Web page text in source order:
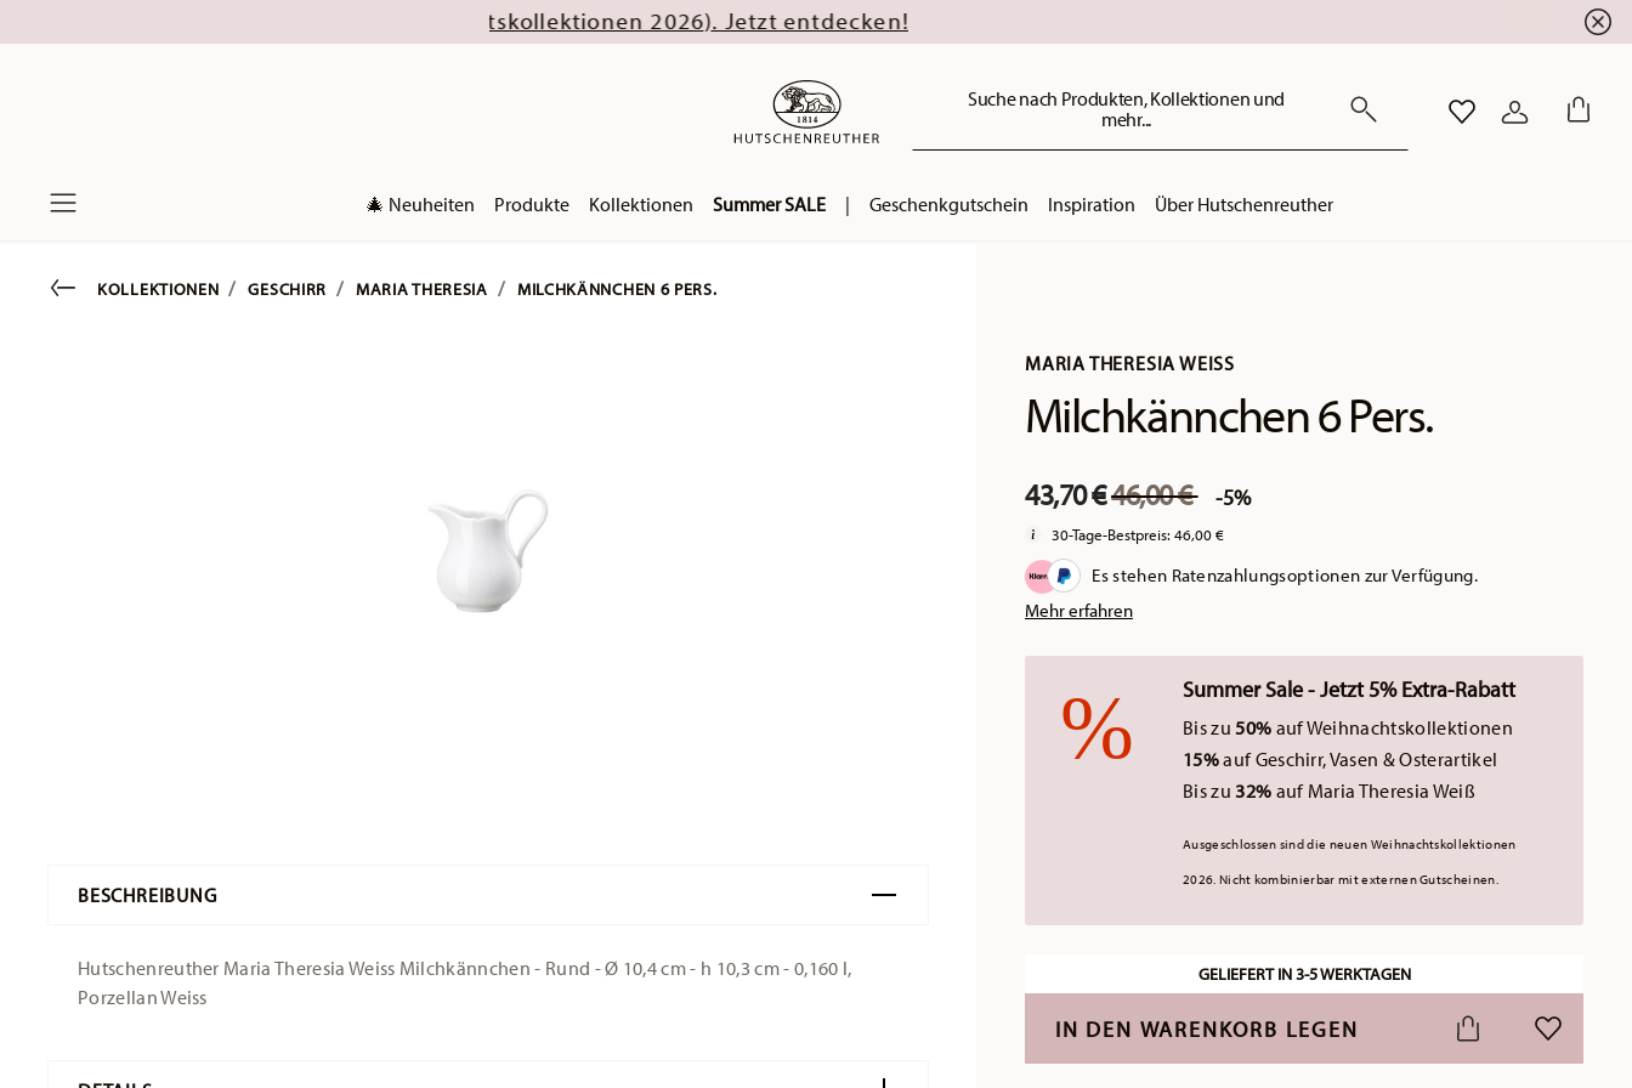
sind die Weihnachtskollektionen 2026). Jetzt entdecken!
Suche nach Produkten, Kollektionen und
mehr...
WISHLISTANMELDEN
🎄 Neuheiten Produkte Kollektionen Summer SALE | Geschenkgutschein Inspiration Über Hutschenreuther
MARIA THERESIA WEISS
Milchkännchen 6 Pers.
43,70 €Price reduced from
46,00 €to-5%
30-Tage-Bestpreis:46,00 €
Es stehen Ratenzahlungsoptionen zur Verfügung.
Mehr erfahren
Summer Sale - Jetzt 5% Extra-Rabatt
Bis zu 50% auf Weihnachtskollektionen
15%auf Geschirr, Vasen & Osterartikel
Bis zu32% auf Maria Theresia Weiß
Ausgeschlossen sind die neuen Weihnachtskollektionen
2026. Nicht kombinierbar mit externen Gutscheinen.
GELIEFERT IN 3-5 WERKTAGEN
IN DEN WARENKORB LEGEN ADD TO
Go backKOLLEKTIONEN GESCHIRR MARIA THERESIA MILCHKÄNNCHEN 6 PERS.
BESCHREIBUNG
Hutschenreuther Maria Theresia Weiss Milchkännchen - Rund - Ø 10,4 cm - h 10,3 cm - 0,160 l,
Porzellan Weiss